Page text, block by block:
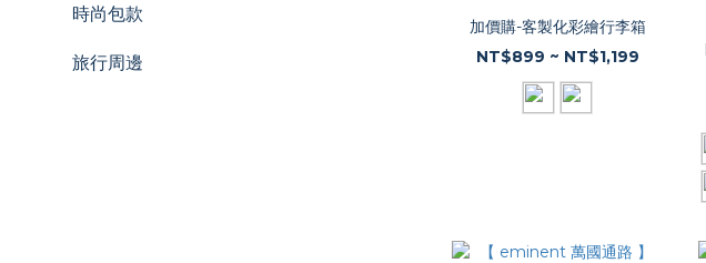
時尚包款
旅行周邊
加價購-客製化彩繪行李箱
NT$899 ~ NT$1,199